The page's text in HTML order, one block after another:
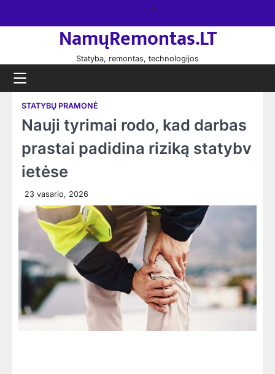
NamųRemontas.LT
Statyba, remontas, technologijos
STATYBŲ PRAMONĖ
Nauji tyrimai rodo, kad darbas
prastai padidina riziką statybv
ietėse
23 vasario, 2026